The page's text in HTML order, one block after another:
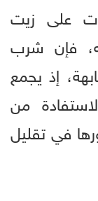
على زيت
فإن شرب
إذ يجمع
من
في تقليل